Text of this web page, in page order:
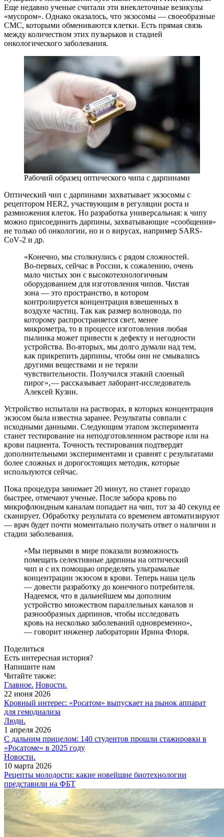
Еще недавно ученые считали эти внеклеточные везикулы
«мусором». Однако оказалось, что экзосомы — ​своеобразные
СМС, которыми обмениваются клетки. Есть прямая связь
между количеством этих пузырьков и стадией
онкологического заболевания.
Рабочий образец оптического чипа с дарпинами
Оптический чип с дарпинами захватывает экзосомы с
рецептором HER2, участвующим в регуляции роста и
размножения клеток. Но разработка универсальная: к чипу
можно присоединить дарпины, захватывающие «сообщения»
не только об онкологии, но и о вирусах, например SARS-
CoV‑2 и др.
«Конечно, мы столкнулись с рядом сложностей.
Во-первых, сейчас в России, к сожалению, очень
мало чистых зон с высокотехнологичным
оборудованием для изготовления чипов. Чистая
зона — ​это пространство, в котором
контролируется концентрация взвешенных в
воздухе частиц. Так как размер волновода, по
которому распространяется свет, менее
микрометра, то в процессе изготовления любая
пылинка может привести к дефекту и негодности
устройства. Во-вторых, мы долго думали над тем,
как прикрепить дарпины, чтобы они не смывались
другими веществами и не теряли
чувствительности. Получился этакий слоеный
пирог», — рассказывает лаборант-исследователь
Алексей Кузин.
Устройство испытали на растворах, в которых концентрация
экзосом была известна заранее. Результаты совпали с
исходными данными. Следующим этапом эксперимента
станет тестирование на неподготовленном растворе или на
крови пациента. Точность тестирования подтвердят
дополнительными экспериментами и сравнят с результатами
более сложных и дорогостоящих методик, которые
используются сейчас.
Пока процедура занимает 20 минут, но станет гораздо
быстрее, отмечают ученые. После забора кровь по
микрофлюидным каналам попадает на чип, тот за 40 секунд ее
сканирует. Обработку результата со временем автоматизируют
— ​врач будет почти моментально получать ответ о наличии и
стадии заболевания.
«Мы первыми в мире показали возможность
помещать селективные дарпины на оптический
чип и с их помощью определять ультрамалые
концентрации экзосом в крови. Теперь наша цель
— ​довести разработку до конечного потребителя.
Надеемся, что в дальнейшем мы дополним
устройство множеством параллельных каналов и
разнообразных дарпинов, чтобы исследовать
кровь на несколько заболеваний одновременно»,
— ​говорит инженер лаборатории Ирина Флоря.
Поделиться
Есть интересная история?
Напишите нам
Читайте также:
Главное. Новости.
22 июня 2026
Кровный интерес: «Росатом» выпускает на рынок аппарат
для гемодиализа
Люди.
1 апреля 2026
С дальним прицелом: 140 студентов прошли стажировки в
«Росатоме» в 2025 году
Новости.
10 марта 2026
Рецепты молодости: какие новейшие биотехнологии
представили на ФБТ